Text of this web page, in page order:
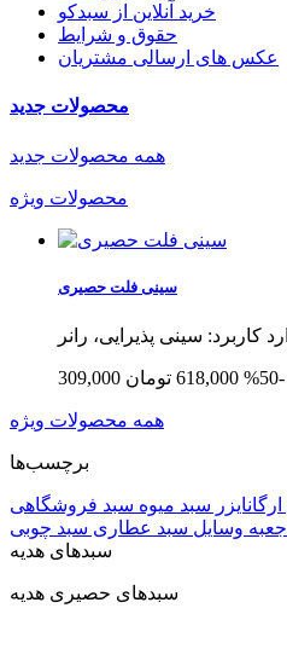
خرید آنلاین از سبدکو
حقوق و شرایط
عکس های ارسالی مشتریان
محصولات جدید
همه محصولات جدید
محصولات ویژه
سینی فلت حصیری
-50% 618,000 تومان
همه محصولات ویژه
برچسب‌ها
ارگانایزر سبد میوه سبد فروشگاهی
جعبه وسایل سبد عطاری سبد چوبی
سبدهای هدیه
سبدهای حصیری هدیه